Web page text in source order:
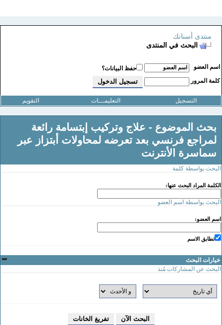
منتدى أسنانك
البحث في المنتدى
اسم العضو
حفظ البيانات؟
كلمة المرور
التسجيل التعليمـــات التقويم
بحث الموضوع - علاج وتركيب إبتسامة رائعة
لمراجع فرنسي بعد تعرضه لمحاولات أبتزاز عبر
سماسرة الأنترنت
بواسطة كلمة
المراد البحث عنها:
بواسطة اسم العضو
العضو:
تطابق الاسم
خيارات البحث
عن المشاركات مُنذ